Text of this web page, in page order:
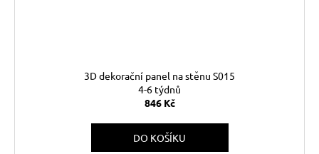
3D dekorační panel na stěnu S015
4-6 týdnů
846 Kč
DO KOŠÍKU